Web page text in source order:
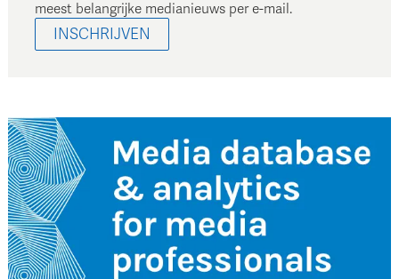
meest belangrijke medianieuws per e-mail.
INSCHRIJVEN